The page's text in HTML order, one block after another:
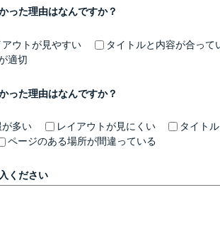
った理由はなんですか？
アウトが見やすい
タイトルと内容が合って
適切
った理由はなんですか？
が多い レイアウトが見にくい
タイト
ページのある場所が間違っている
ください